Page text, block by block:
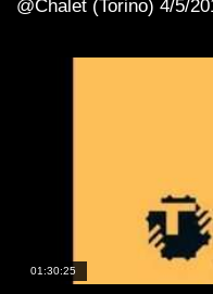
@Chalet (Torino) 4/5/
01:30:25